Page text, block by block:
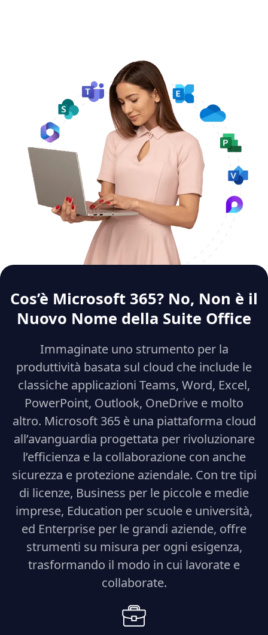
Cos’è Microsoft 365? No, Non è il
Nuovo Nome della Suite Office
Immaginate uno strumento per la
produttività basata sul cloud che include le
classiche applicazioni Teams, Word, Excel,
PowerPoint, Outlook, OneDrive e molto
altro. Microsoft 365 è una piattaforma cloud
all’avanguardia progettata per rivoluzionare
l’efficienza e la collaborazione con anche
sicurezza e protezione aziendale. Con tre tipi
di licenze, Business per le piccole e medie
imprese, Education per scuole e università,
ed Enterprise per le grandi aziende, offre
strumenti su misura per ogni esigenza,
trasformando il modo in cui lavorate e
collaborate.